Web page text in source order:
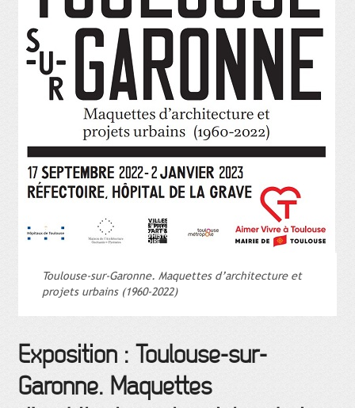
Toulouse-sur-Garonne. Maquettes d’architecture et
projets urbains (1960-2022)
Exposition : Toulouse-sur-
Garonne. Maquettes